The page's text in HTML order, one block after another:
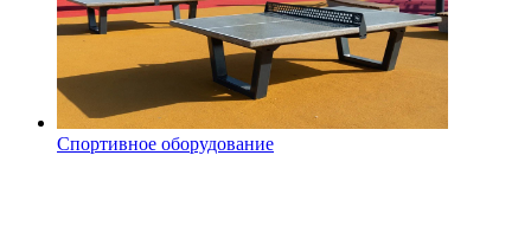
Спортивное оборудование